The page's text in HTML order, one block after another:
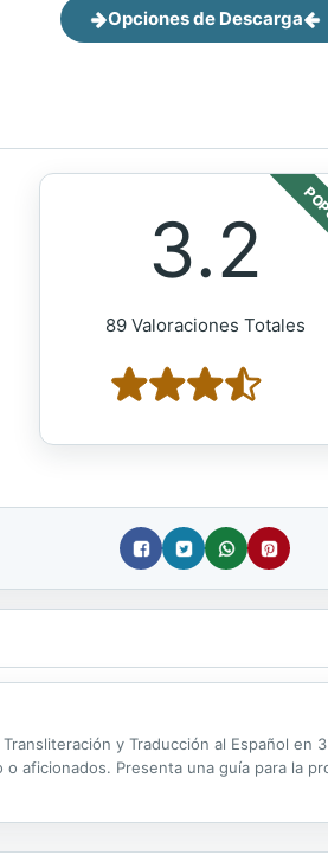
Opciones de Descarga
3.2
89 Valoraciones Totales
y Traducción al Español en
aficionados. Presenta una guía para la